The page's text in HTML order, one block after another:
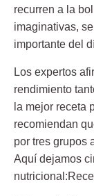
recurren a la
imaginativas,
importante del
Los expertos
rendimiento
la mejor receta
recomiendan
por tres grupos
Aquí dejamos